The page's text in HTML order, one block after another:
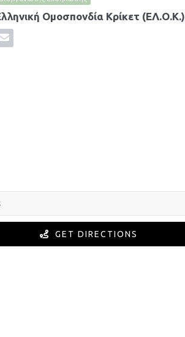
Ομοσπονδία Κρίκετ (ΕΛ.Ο.Κ.)
GET DIRECTIONS